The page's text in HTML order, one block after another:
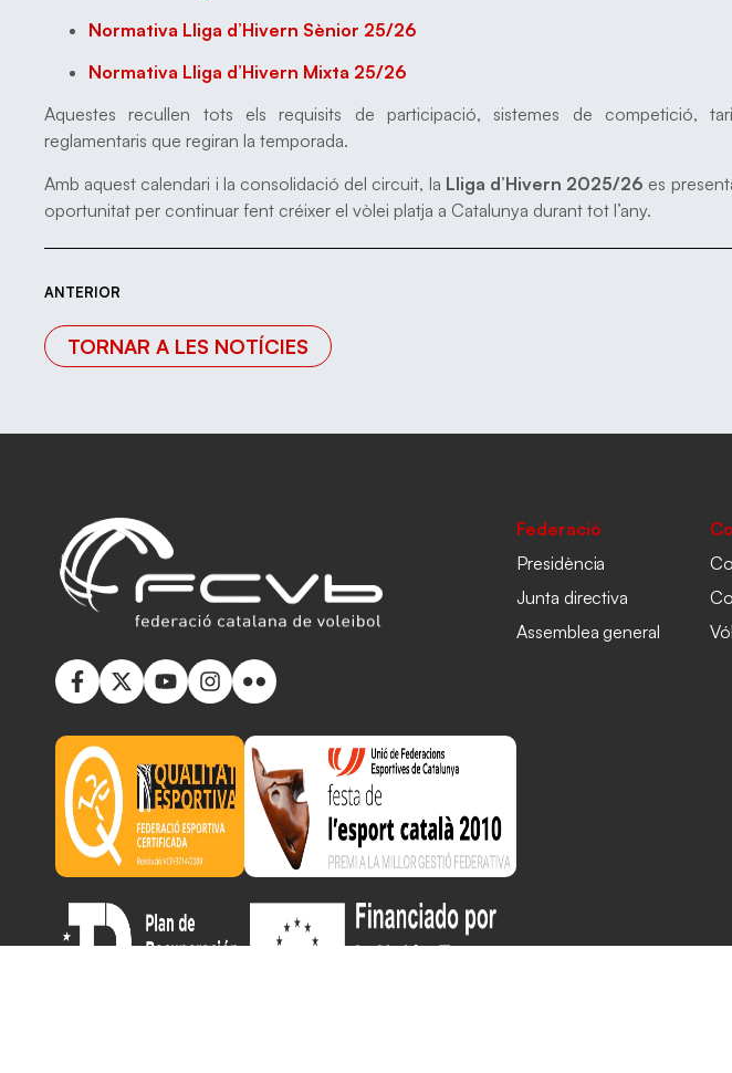
Normativa Lliga d’Hivern Sènior 25/26
Normativa Lliga d’Hivern Mixta 25/26
Aquestes recullen tots els requisits de participació, sistemes de competició,
reglamentaris que regiran la temporada.
Amb aquest calendari i la consolidació del circuit, la Lliga d’Hivern 2025/26 es
oportunitat per continuar fent créixer el vòlei platja a Catalunya durant tot l’any.
ANTERIOR
TORNAR A LES NOTÍCIES
Federació
Presidència
Junta directiva
Assemblea general